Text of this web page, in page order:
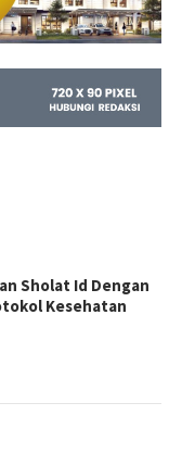
Sholat Id Dengan
Kesehatan